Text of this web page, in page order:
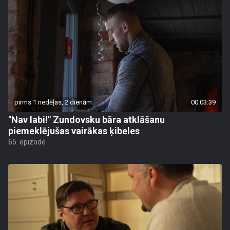
pirms 1 nedēļas, 2 dienām 00:03:39
"Nav labi!" Zundovsku bāra atklāšanu
piemeklējušas vairākas ķibeles
65. epizode